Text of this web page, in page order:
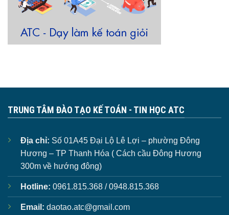
TRUNG TÂM ĐÀO TẠO KẾ TOÁN - TIN HỌC ATC
Địa chỉ: Số 01A45 Đại Lộ Lê Lợi – phường Đông
Hương – TP Thanh Hóa ( Cách cầu Đông Hương
300m về hướng đông)
Hotline: 0961.815.368 / 0948.815.368
Email: daotao.atc@gmail.com